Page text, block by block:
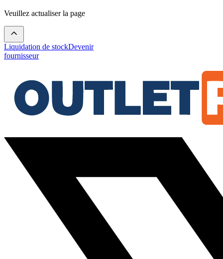
Veuillez actualiser la page
Liquidation de stockDevenir
fournisseur